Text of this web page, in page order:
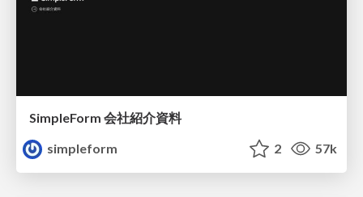
SimpleForm 会社紹介資料
simpleform
2 57k